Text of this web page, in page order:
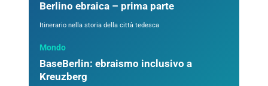
Berlino ebraica – prima parte
Itinerario nella storia della città tedesca
Mondo
BaseBerlin: ebraismo inclusivo a
Kreuzberg